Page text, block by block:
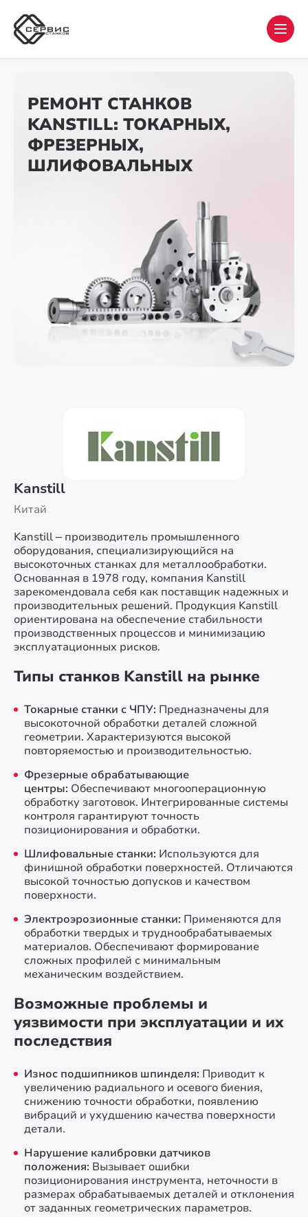
РЕМОНТ СТАНКОВ
KANSTILL: ТОКАРНЫХ,
ФРЕЗЕРНЫХ,
ШЛИФОВАЛЬНЫХ
Kanstill
Китай
Kanstill – производитель промышленного
оборудования, специализирующийся на
высокоточных станках для металлообработки.
Основанная в 1978 году, компания Kanstill
зарекомендовала себя как поставщик надежных и
производительных решений. Продукция Kanstill
ориентирована на обеспечение стабильности
производственных процессов и минимизацию
эксплуатационных рисков.
Типы станков Kanstill на рынке
Токарные станки с ЧПУ: Предназначены для
высокоточной обработки деталей сложной
геометрии. Характеризуются высокой
повторяемостью и производительностью.
Фрезерные обрабатывающие
центры: Обеспечивают многооперационную
обработку заготовок. Интегрированные системы
контроля гарантируют точность
позиционирования и обработки.
Шлифовальные станки: Используются для
финишной обработки поверхностей. Отличаются
высокой точностью допусков и качеством
поверхности.
Электроэрозионные станки: Применяются для
обработки твердых и труднообрабатываемых
материалов. Обеспечивают формирование
сложных профилей с минимальным
механическим воздействием.
Возможные проблемы и
уязвимости при эксплуатации и их
последствия
Износ подшипников шпинделя: Приводит к
увеличению радиального и осевого биения,
снижению точности обработки, появлению
вибраций и ухудшению качества поверхности
детали.
Нарушение калибровки датчиков
положения: Вызывает ошибки
позиционирования инструмента, неточности в
размерах обрабатываемых деталей и отклонения
от заданных геометрических параметров.